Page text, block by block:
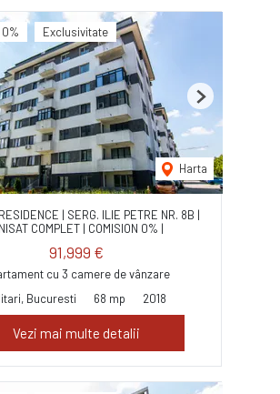
Exclusivitate
Harta
Next
| SERG. ILIE PETRE NR. 8B |
COMPLET | COMISION 0% |
91,999 €
cu 3 camere de vânzare
Bucuresti
68 mp 2018
Vezi mai multe detalii